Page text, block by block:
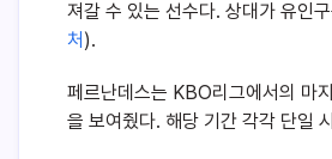
져갈 수 있는 선수다. 상대가 유인
처 ).
페르난데스는 KBO리그에서의 마
을 보여줬다. 해당 기간 각각 단일